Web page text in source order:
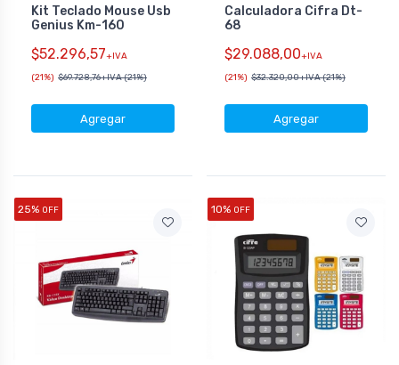
Kit Teclado Mouse Usb
Genius Km-160
$52.296,57+IVA
(21%) $69.728,76+IVA (21%)
Agregar
Calculadora Cifra Dt-
68
$29.088,00+IVA
(21%) $32.320,00+IVA (21%)
Agregar
25% OFF 10% OFF